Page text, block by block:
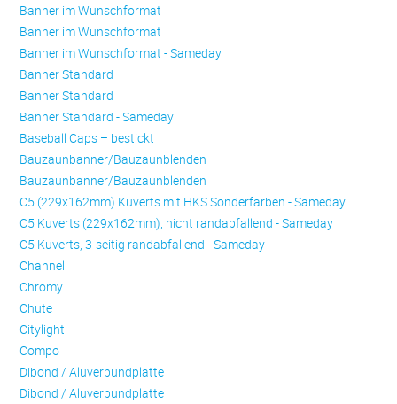
Banner im Wunschformat
Banner im Wunschformat
Banner im Wunschformat - Sameday
Banner Standard
Banner Standard
Banner Standard - Sameday
Baseball Caps – bestickt
Bauzaunbanner/Bauzaunblenden
Bauzaunbanner/Bauzaunblenden
C5 (229x162mm) Kuverts mit HKS Sonderfarben - Sameday
C5 Kuverts (229x162mm), nicht randabfallend - Sameday
C5 Kuverts, 3-seitig randabfallend - Sameday
Channel
Chromy
Chute
Citylight
Compo
Dibond / Aluverbundplatte
Dibond / Aluverbundplatte